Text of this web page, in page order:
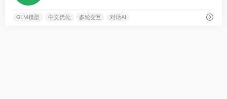
GLM模型 中文优化 多轮交互 对话AI